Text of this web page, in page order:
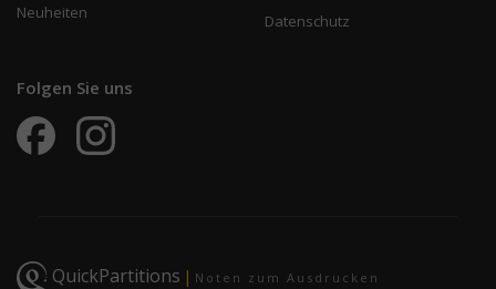
Neuheiten
Datenschutz
Folgen Sie uns
QuickPartitions | Noten zum Ausdrucken